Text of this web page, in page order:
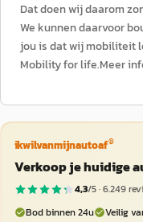
Dat doen wij daarom
We kunnen daarvoor
jou is dat wij mobiliteit
Mobility for life.Meer
ikwilvanmijnautoaf®
Verkoop je huidige
4,3/5 ·6.249
Bod binnen 24u
Veilig